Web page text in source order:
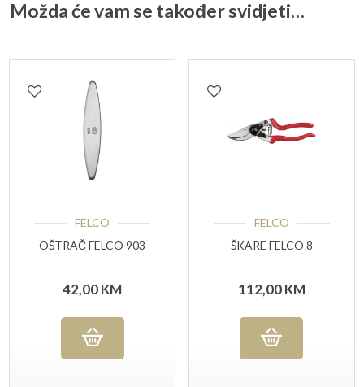
Možda će vam se također svidjeti…
FELCO
OŠTRAČ FELCO 903
42,00KM
FELCO
ŠKARE FELCO 8
112,00KM